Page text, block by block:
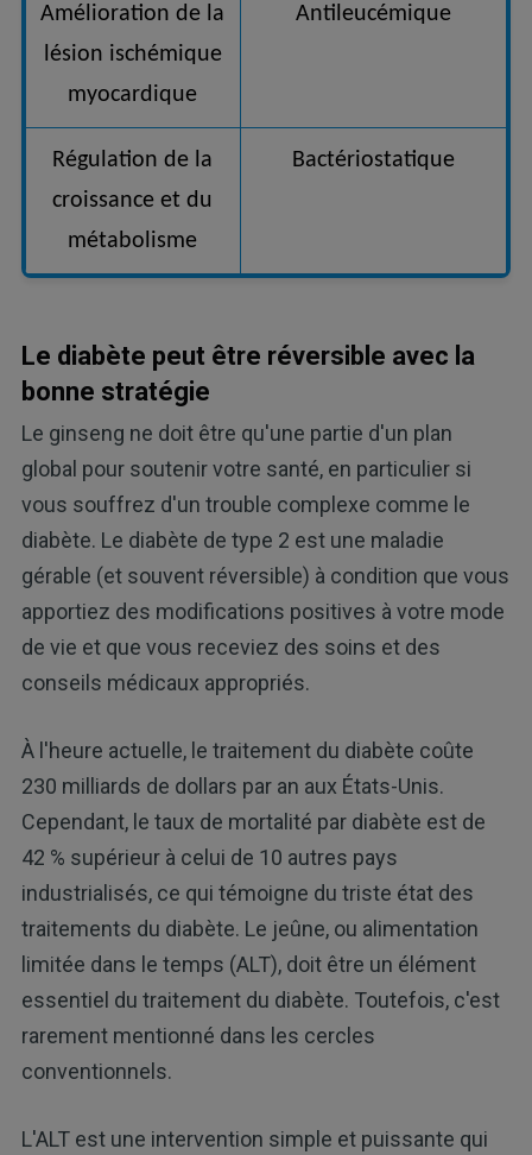
Amélioration de la
lésion ischémique
myocardique
Antileucémique
Régulation de la
croissance et du
métabolisme
Bactériostatique
Le diabète peut être réversible avec la
bonne stratégie
Le ginseng ne doit être qu'une partie d'un plan
global pour soutenir votre santé, en particulier si
vous souffrez d'un trouble complexe comme le
diabète. Le diabète de type 2 est une maladie
gérable (et souvent réversible) à condition que vous
apportiez des modifications positives à votre mode
de vie et que vous receviez des soins et des
conseils médicaux appropriés.
À l'heure actuelle, le traitement du diabète coûte
230 milliards de dollars par an aux États-Unis.
Cependant, le taux de mortalité par diabète est de
42 % supérieur à celui de 10 autres pays
industrialisés, ce qui témoigne du triste état des
traitements du diabète. Le jeûne, ou alimentation
limitée dans le temps (ALT), doit être un élément
essentiel du traitement du diabète. Toutefois, c'est
rarement mentionné dans les cercles
conventionnels.
L'ALT est une intervention simple et puissante qui